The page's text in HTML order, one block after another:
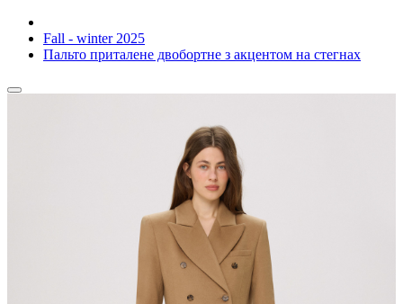
Fall - winter 2025
Пальто приталене двобортне з акцентом на стегнах